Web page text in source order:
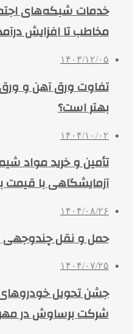
مخاطب تا افزایش
۱۴۰۳/۱۲/۰۵
تفاوت ورق آهن و
بهتر است؟
۱۴۰۴/۱۰/۰۲
تأمین و خرید مواد
آزمایشگاهی با قیمت
۱۴۰۴/۰۸/۲۶
حمل و نقل چندوجهی
۱۴۰۴/۰۷/۲۵
جشن تحویل
شرکت برساوش در